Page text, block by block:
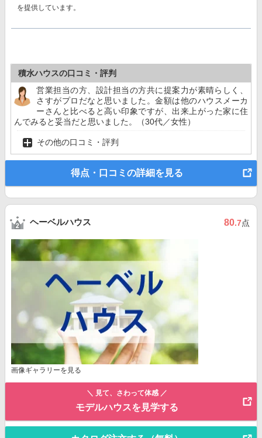
を提供しています。
積水ハウスの口コミ・評判
営業担当の方、設計担当の方共に提案力が素晴らしく、
さすがプロだなと思いました。金額は他のハウスメーカ
ーさんと比べると高い印象ですが、出来上がった家に住
んでみると妥当だと思いました。（30代／女性）
その他の口コミ・評判
得点・口コミの詳細を見る
ヘーベルハウス 80.7点
画像ギャラリーを見る
＼ 見て、さわって体感 ／
モデルハウスを見学する